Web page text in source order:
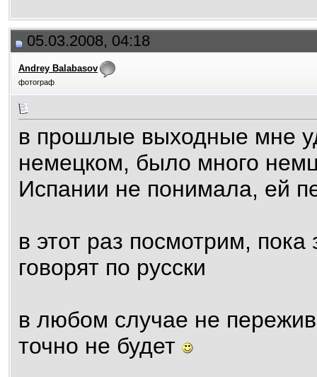
05.03.2008, 04:18
Andrey Balabasov
фотограф
в прошлые выходные мне
немецком, было много
Испании не понимала, ей
в этот раз посмотрим,
говорят по русски
в любом случае не
точно не будет